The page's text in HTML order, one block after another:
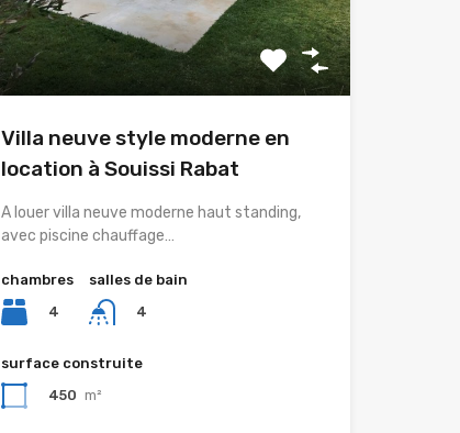
Villa neuve style moderne en
location à Souissi Rabat
A louer villa neuve moderne haut standing,
avec piscine chauffage…
chambres
4
salles de bain
4
surface construite
450 m²